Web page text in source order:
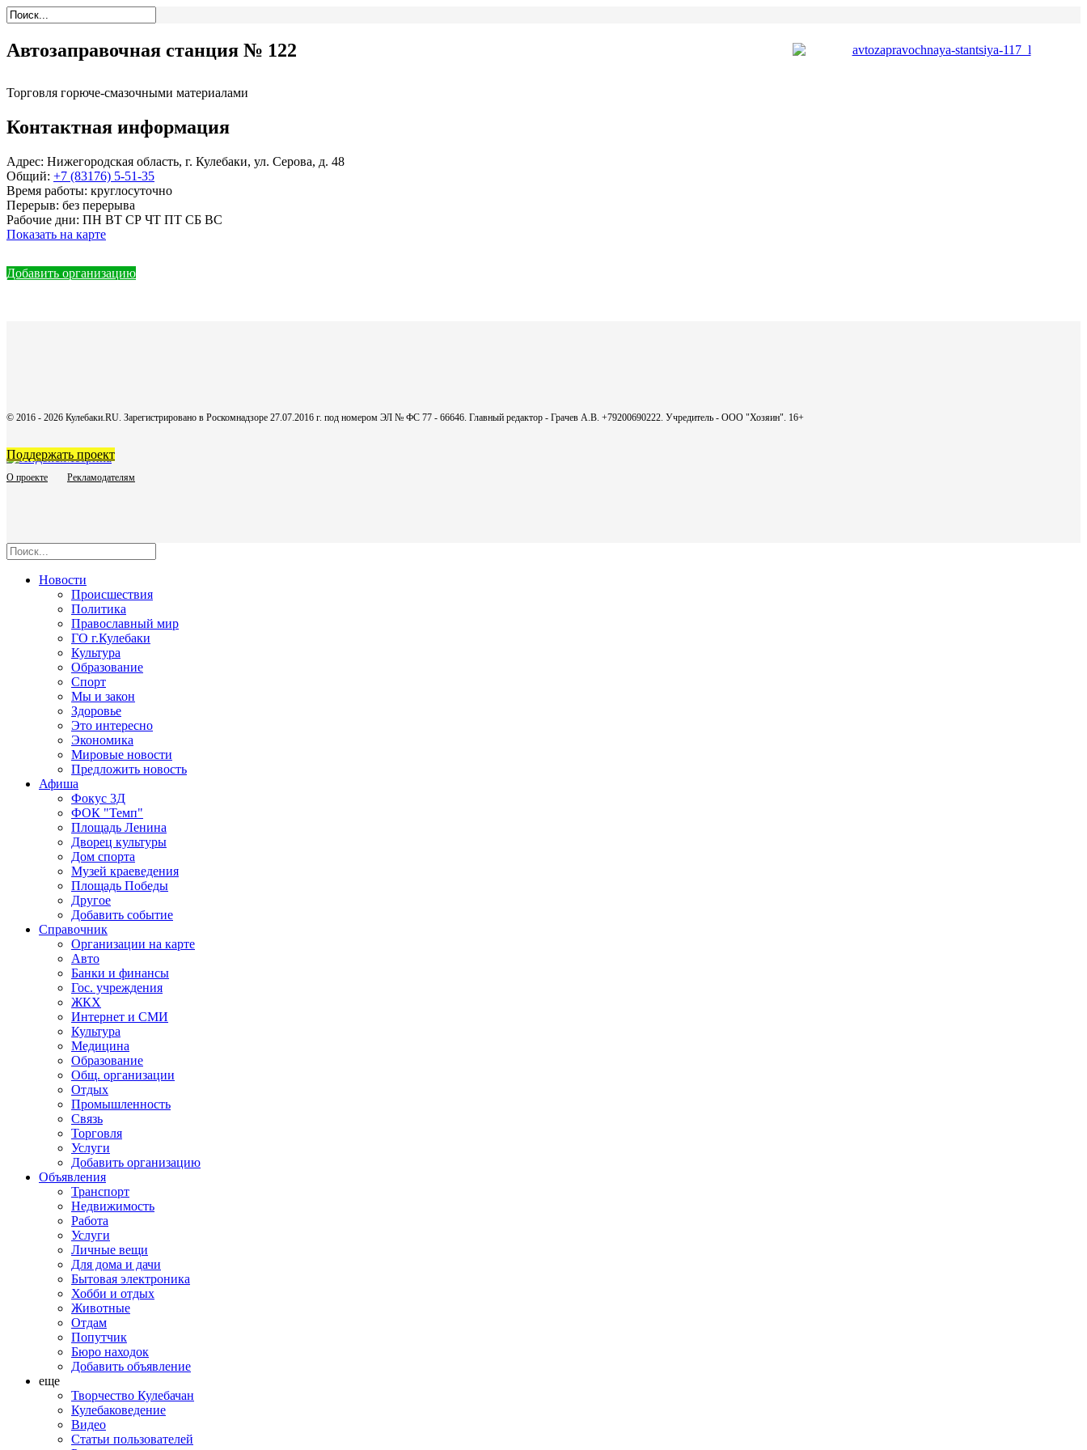
Автозаправочная станция № 122
Торговля горюче-смазочными материалами
Контактная информация
Адрес: Нижегородская область, г. Кулебаки, ул. Серова, д. 48
Общий: +7 (83176) 5-51-35
Время работы: круглосуточно
Перерыв: без перерыва
Рабочие дни: ПН ВТ СР ЧТ ПТ СБ ВС
Показать на карте
Добавить организацию
© 2016 - 2026 Кулебаки.RU. Зарегистрировано в Роскомнадзоре 27.07.2016 г. под номером ЭЛ № ФС 77 - 66646. Главный редактор - Грачев А.В. +79200690222. Учредитель - ООО "Хозяин". 16+
О проекте Рекламодателям
Поддержать проект
Новости
Происшествия
Политика
Православный мир
ГО г.Кулебаки
Культура
Образование
Спорт
Мы и закон
Здоровье
Это интересно
Экономика
Мировые новости
Предложить новость
Афиша
Фокус 3Д
ФОК "Темп"
Площадь Ленина
Дворец культуры
Дом спорта
Музей краеведения
Площадь Победы
Другое
Добавить событие
Справочник
Организации на карте
Авто
Банки и финансы
Гос. учреждения
ЖКХ
Интернет и СМИ
Культура
Медицина
Образование
Общ. организации
Отдых
Промышленность
Связь
Торговля
Услуги
Добавить организацию
Объявления
Транспорт
Недвижимость
Работа
Услуги
Личные вещи
Для дома и дачи
Бытовая электроника
Хобби и отдых
Животные
Отдам
Попутчик
Бюро находок
Добавить объявление
еще
Творчество Кулебачан
Кулебаковедение
Видео
Статьи пользователей